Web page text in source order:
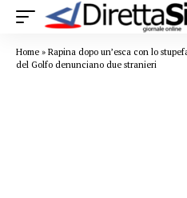
Home » Rapina dopo un’esca con lo
del Golfo denunciano due stranieri